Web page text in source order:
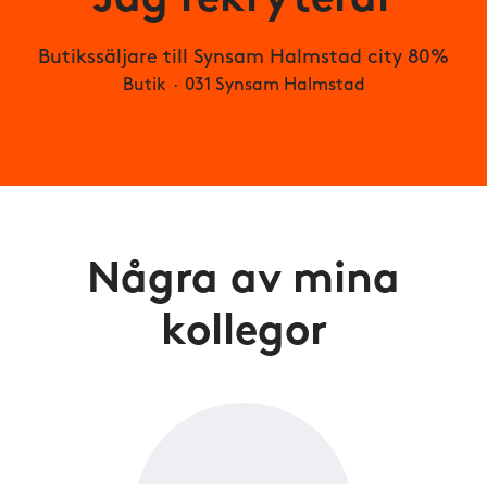
Butikssäljare till Synsam Halmstad city 80%
Butik · 031 Synsam Halmstad
Några av mina
kollegor